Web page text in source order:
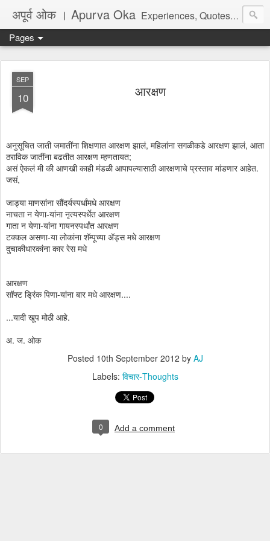
अपूर्व ओक । Apurva Oka Experiences, Quotes, One Liners, Articles, Stories, Travelogues, Poetry, and a lot of random thoughts and emotions. English, Marathi and the language of heart.
Pages
SEP
10 आरक्षण
अनुसूचित जाती जमातींना शिक्षणात आरक्षण झालं, महिलांना सगळीकडे आरक्षण झालं, आता
ठराविक जातींना बढतीत आरक्षण म्हणतायत;
असं ऐकलं मी की आणखी काही मंडळी आपापल्यासाठी आरक्षणाचे प्रस्ताव मांडणार आहेत.
जसं,
जाड्या माणसांना सौंदर्यस्पर्धांमधे आरक्षण
नाचता न येणा-यांना नृत्यस्पर्धेत आरक्षण
गाता न येणा-यांना गायनस्पर्धांत आरक्षण
टक्कल असणा-या लोकांना शॅम्पूच्या अ‍ॅड्स मधे आरक्षण
दुचाकीधारकांना कार रेस मधे
आरक्षण
सॉफ्ट ड्रिंक पिणा-यांना बार मधे आरक्षण....
...यादी खूप मोठी आहे.
अ. ज. ओक
Posted 10th September 2012 by AJ
Labels: विचार-Thoughts
0 Add a comment